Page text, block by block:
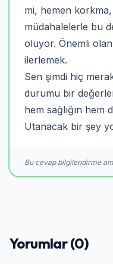
mi, hemen
müdahalelerle bu
oluyor. Önemli
ilerlemek.
Sen şimdi hiç
durumu bir
hem sağlığın hem
Utanacak bir şey
Bu cevap bilgilendirme
Yorumlar (0)